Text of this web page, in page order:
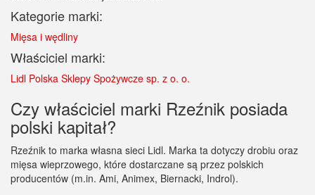
Kategorie marki:
Mięsa i wędliny
Właściciel marki:
Lidl Polska Sklepy Spożywcze sp. z o. o.
Czy właściciel marki Rzeźnik posiada
polski kapitał?
Rzeźnik to marka własna sieci Lidl. Marka ta dotyczy drobiu oraz
mięsa wieprzowego, które dostarczane są przez polskich
producentów (m.in. Ami, Animex, Biernacki, Indrol).